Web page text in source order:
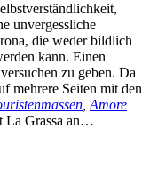
unvergessliche
die weder bildlich
kann. Einen
zu geben. Da
mehrere Seiten mit den
Amore
La Grassa an…